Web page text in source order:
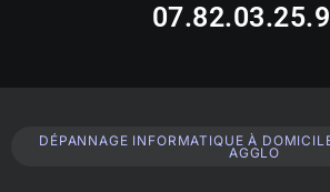
DÉPANNAGE INFORMATIQUE À
AGGLO